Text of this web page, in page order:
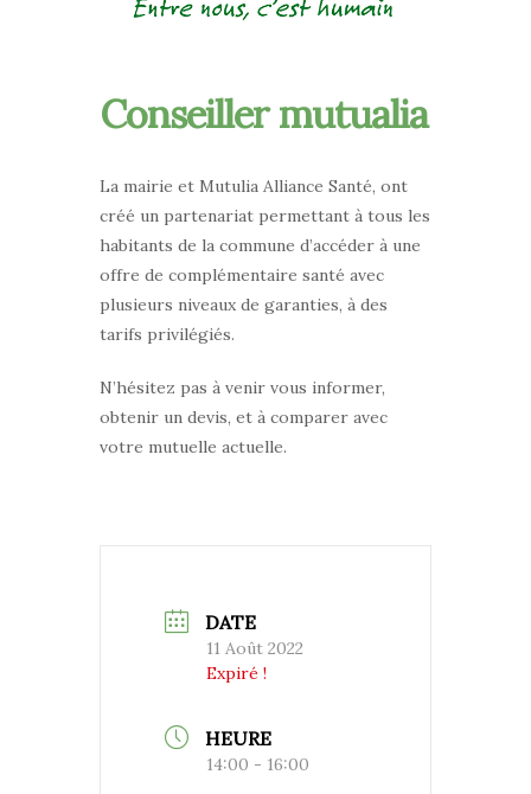
Conseiller mutualia
La mairie et Mutulia Alliance Santé, ont
créé un partenariat permettant à tous les
habitants de la commune d’accéder à une
offre de complémentaire santé avec
plusieurs niveaux de garanties, à des
tarifs privilégiés.
N’hésitez pas à venir vous informer,
obtenir un devis, et à comparer avec
votre mutuelle actuelle.
DATE
11 Août 2022
Expiré !
HEURE
14:00 - 16:00